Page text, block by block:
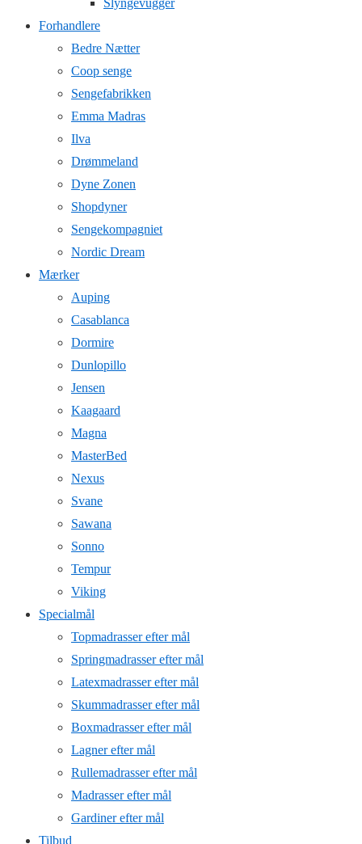
Slyngevugger
Forhandlere
Bedre Nætter
Coop senge
Sengefabrikken
Emma Madras
Ilva
Drømmeland
Dyne Zonen
Shopdyner
Sengekompagniet
Nordic Dream
Mærker
Auping
Casablanca
Dormire
Dunlopillo
Jensen
Kaagaard
Magna
MasterBed
Nexus
Svane
Sawana
Sonno
Tempur
Viking
Specialmål
Topmadrasser efter mål
Springmadrasser efter mål
Latexmadrasser efter mål
Skummadrasser efter mål
Boxmadrasser efter mål
Lagner efter mål
Rullemadrasser efter mål
Madrasser efter mål
Gardiner efter mål
Tilbud